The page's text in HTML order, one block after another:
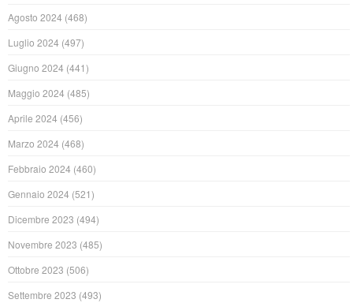
Agosto 2024 (468)
Luglio 2024 (497)
Giugno 2024 (441)
Maggio 2024 (485)
Aprile 2024 (456)
Marzo 2024 (468)
Febbraio 2024 (460)
Gennaio 2024 (521)
Dicembre 2023 (494)
Novembre 2023 (485)
Ottobre 2023 (506)
Settembre 2023 (493)